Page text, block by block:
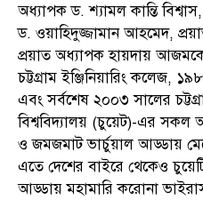
অধ্যাপক ড. শ্যামল কান্তি
ড. ওয়াহিদুজ্জামান আহমেদ,
প্রয়াত অধ্যাপক হায়দায়
চট্টগ্রাম ইঞ্জিনিয়ারিং কলেজ,
এবং সর্বশেষ ২০০৩ সালের
বিশ্ববিদ্যালয় (চুয়েট)-এর সকল
ও জমজমাট ভার্চুয়াল আড্ডায়
এতে দেশের বাইরে থেকেও
আড্ডায় মহামারি করোনা